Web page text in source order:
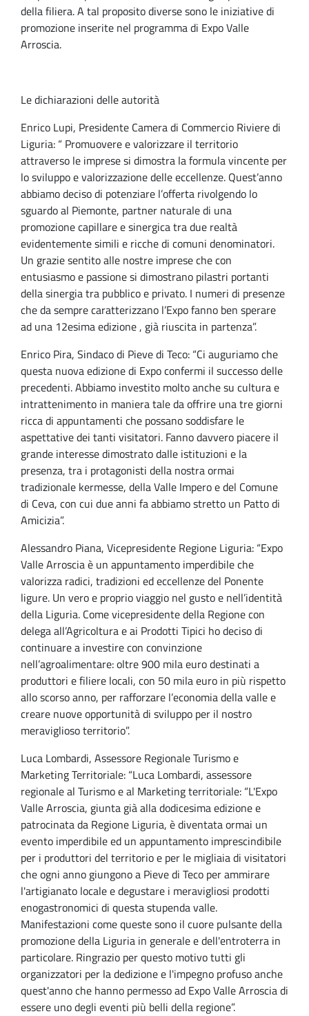
della filiera. A tal proposito diverse sono le iniziative di
promozione inserite nel programma di Expo Valle
Arroscia.
Le dichiarazioni delle autorità
Enrico Lupi, Presidente Camera di Commercio Riviere di
Liguria: “ Promuovere e valorizzare il territorio
attraverso le imprese si dimostra la formula vincente per
lo sviluppo e valorizzazione delle eccellenze. Quest’anno
abbiamo deciso di potenziare l’offerta rivolgendo lo
sguardo al Piemonte, partner naturale di una
promozione capillare e sinergica tra due realtà
evidentemente simili e ricche di comuni denominatori.
Un grazie sentito alle nostre imprese che con
entusiasmo e passione si dimostrano pilastri portanti
della sinergia tra pubblico e privato. I numeri di presenze
che da sempre caratterizzano l’Expo fanno ben sperare
ad una 12esima edizione , già riuscita in partenza”.
Enrico Pira, Sindaco di Pieve di Teco: “Ci auguriamo che
questa nuova edizione di Expo confermi il successo delle
precedenti. Abbiamo investito molto anche su cultura e
intrattenimento in maniera tale da offrire una tre giorni
ricca di appuntamenti che possano soddisfare le
aspettative dei tanti visitatori. Fanno davvero piacere il
grande interesse dimostrato dalle istituzioni e la
presenza, tra i protagonisti della nostra ormai
tradizionale kermesse, della Valle Impero e del Comune
di Ceva, con cui due anni fa abbiamo stretto un Patto di
Amicizia”.
Alessandro Piana, Vicepresidente Regione Liguria: “Expo
Valle Arroscia è un appuntamento imperdibile che
valorizza radici, tradizioni ed eccellenze del Ponente
ligure. Un vero e proprio viaggio nel gusto e nell’identità
della Liguria. Come vicepresidente della Regione con
delega all’Agricoltura e ai Prodotti Tipici ho deciso di
continuare a investire con convinzione
nell’agroalimentare: oltre 900 mila euro destinati a
produttori e filiere locali, con 50 mila euro in più rispetto
allo scorso anno, per rafforzare l’economia della valle e
creare nuove opportunità di sviluppo per il nostro
meraviglioso territorio”.
Luca Lombardi, Assessore Regionale Turismo e
Marketing Territoriale: “Luca Lombardi, assessore
regionale al Turismo e al Marketing territoriale: “L'Expo
Valle Arroscia, giunta già alla dodicesima edizione e
patrocinata da Regione Liguria, è diventata ormai un
evento imperdibile ed un appuntamento imprescindibile
per i produttori del territorio e per le migliaia di visitatori
che ogni anno giungono a Pieve di Teco per ammirare
l'artigianato locale e degustare i meravigliosi prodotti
enogastronomici di questa stupenda valle.
Manifestazioni come queste sono il cuore pulsante della
promozione della Liguria in generale e dell'entroterra in
particolare. Ringrazio per questo motivo tutti gli
organizzatori per la dedizione e l'impegno profuso anche
quest'anno che hanno permesso ad Expo Valle Arroscia di
essere uno degli eventi più belli della regione”.